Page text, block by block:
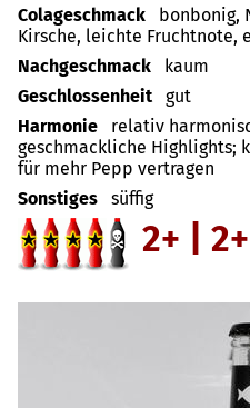
Colageschmack
bonbonig,
Kirsche, leichte Fruchtnote,
Nachgeschmack
kaum
Geschlossenheit
gut
Harmonie
relativ
geschmackliche Highlights;
für mehr Pepp vertragen
Sonstiges
süffig
2+ | 2+